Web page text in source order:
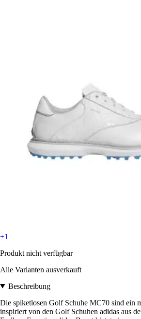
+1
Produkt nicht verfügbar
Alle Varianten ausverkauft
Beschreibung
Die spiketlosen Golf Schuhe MC70 sind ein
inspiriert von den Golf Schuhen adidas aus